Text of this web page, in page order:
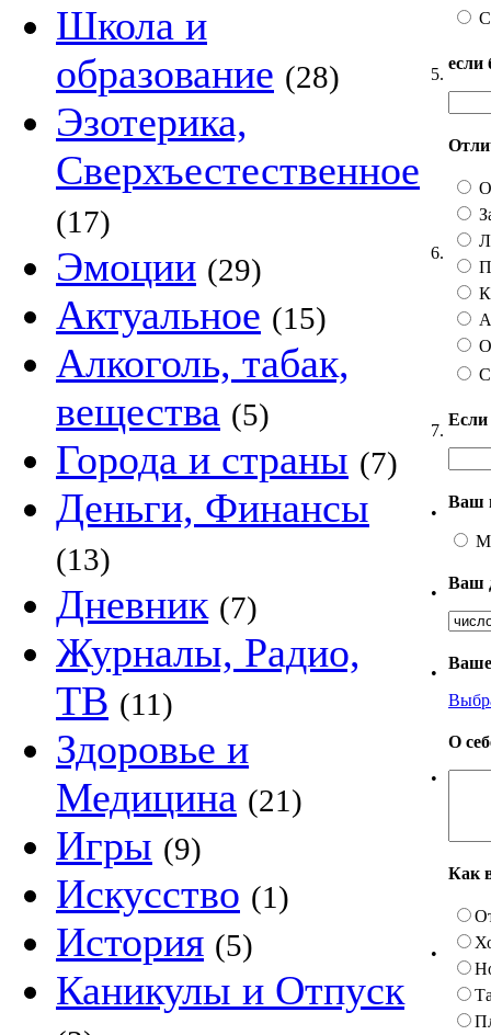
Школа и
образование (28)
Эзотерика,
Сверхъестественное
(17)
Эмоции (29)
Актуальное (15)
Алкоголь, табак,
вещества (5)
Города и страны (7)
Деньги, Финансы
(13)
Дневник (7)
Журналы, Радио,
ТВ (11)
Здоровье и
Медицина (21)
Игры (9)
Искусство (1)
История (5)
Каникулы и Отпуск
5.
если
6.
7.
•
Ваш
•
Ваш
•
Ваше
•
О
•
Как